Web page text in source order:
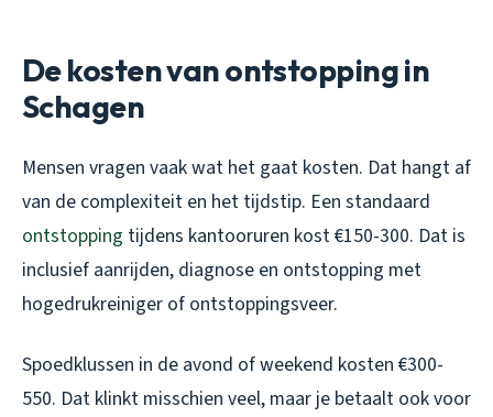
De kosten van ontstopping in
Schagen
Mensen vragen vaak wat het gaat kosten. Dat hangt af
van de complexiteit en het tijdstip. Een standaard
ontstopping tijdens kantooruren kost €150-300. Dat is
inclusief aanrijden, diagnose en ontstopping met
hogedrukreiniger of ontstoppingsveer.
Spoedklussen in de avond of weekend kosten €300-
550. Dat klinkt misschien veel, maar je betaalt ook voor